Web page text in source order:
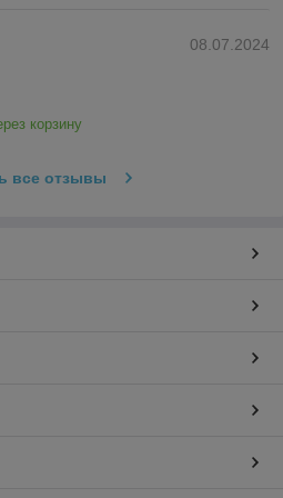
на электроэнергии.
комплектуются блоками
поддерживают
и в другие регионы Беларуси.
выбрать оборудование для
08.07.2024
корзину
все отзывы